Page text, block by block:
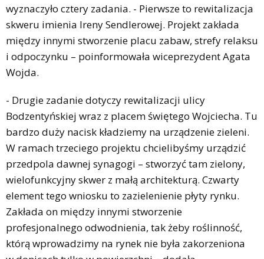
wyznaczyło cztery zadania. - Pierwsze to rewitalizacja
skweru imienia Ireny Sendlerowej. Projekt zakłada
między innymi stworzenie placu zabaw, strefy relaksu
i odpoczynku – poinformowała wiceprezydent Agata
Wojda.
- Drugie zadanie dotyczy rewitalizacji ulicy
Bodzentyńskiej wraz z placem świętego Wojciecha. Tu
bardzo duży nacisk kładziemy na urządzenie zieleni.
W ramach trzeciego projektu chcielibyśmy urządzić
przedpola dawnej synagogi – stworzyć tam zielony,
wielofunkcyjny skwer z małą architekturą. Czwarty
element tego wniosku to zazielenienie płyty rynku.
Zakłada on między innymi stworzenie
profesjonalnego odwodnienia, tak żeby roślinność,
którą wprowadzimy na rynek nie była zakorzeniona